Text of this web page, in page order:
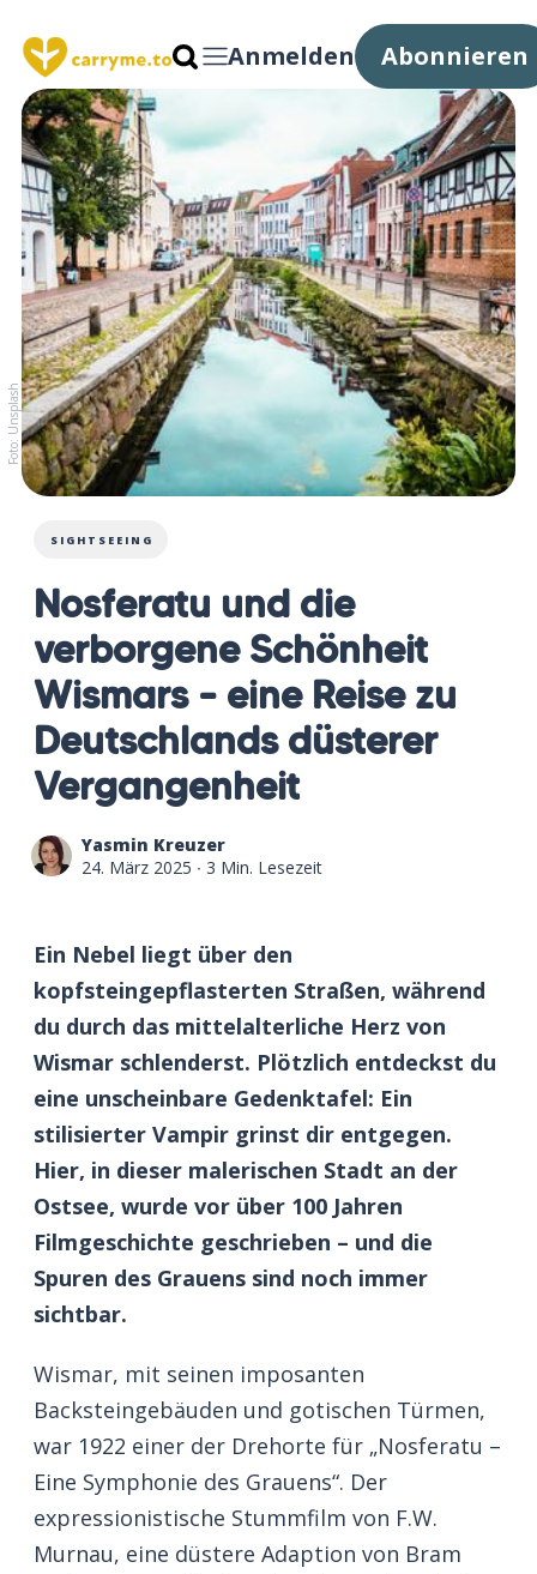
Anmelden Abonnieren
Foto: Unsplash
SIGHTSEEING
Nosferatu und die
verborgene Schönheit
Wismars – eine Reise zu
Deutschlands düsterer
Vergangenheit
Yasmin Kreuzer
24. März 2025 ∙ 3 Min. Lesezeit
Ein Nebel liegt über den
kopfsteingepflasterten Straßen, während
du durch das mittelalterliche Herz von
Wismar schlenderst. Plötzlich entdeckst du
eine unscheinbare Gedenktafel: Ein
stilisierter Vampir grinst dir entgegen.
Hier, in dieser malerischen Stadt an der
Ostsee, wurde vor über 100 Jahren
Filmgeschichte geschrieben – und die
Spuren des Grauens sind noch immer
sichtbar.
Wismar, mit seinen imposanten
Backsteingebäuden und gotischen Türmen,
war 1922 einer der Drehorte für „Nosferatu –
Eine Symphonie des Grauens“. Der
expressionistische Stummfilm von F.W.
Murnau, eine düstere Adaption von Bram